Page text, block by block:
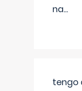
na...
tengo